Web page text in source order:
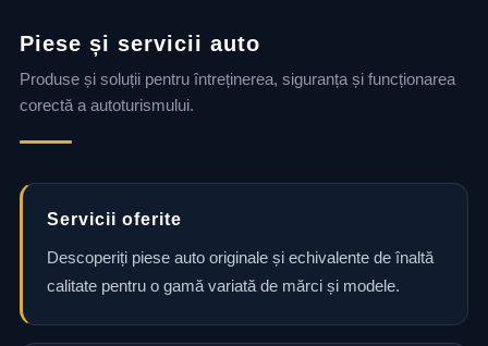
Piese și servicii auto
Produse și soluții pentru întreținerea, siguranța și funcționarea
corectă a autoturismului.
Servicii oferite
Descoperiți piese auto originale și echivalente de înaltă
calitate pentru o gamă variată de mărci și modele.